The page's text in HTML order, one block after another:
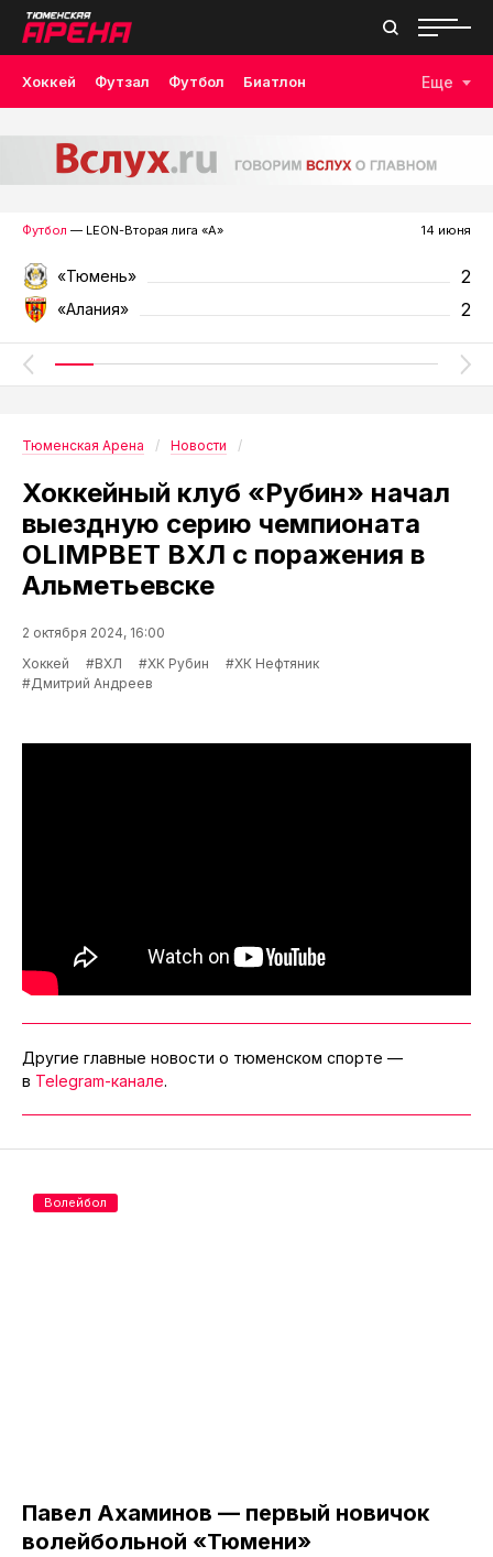
Хоккей Футзал Футбол Биатлон Еще
Футбол — LEON-Вторая лига «А» 14 июня
«Тюмень» 2
«Алания» 2
Тюменская Арена Новости
Хоккейный клуб «Рубин» начал
выездную серию чемпионата
OLIMPBET ВХЛ с поражения в
Альметьевске
2 октября 2024, 16:00
Хоккей
#ВХЛ #ХК Рубин
#ХК Нефтяник
#Дмитрий Андреев
Другие главные новости о тюменском спорте —
в Telegram-канале.
Павел Ахаминов — первый новичок
волейбольной «Тюмени»
Волейбол